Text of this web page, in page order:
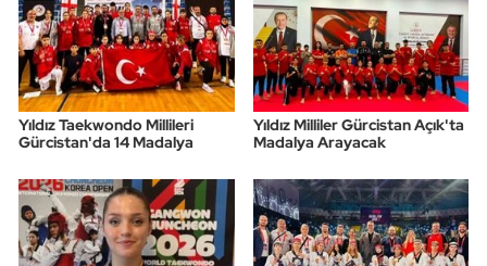
Yıldız Taekwondo Millileri
Gürcistan'da 14 Madalya
Yıldız Milliler Gürcistan Açık'ta
Madalya Arayacak